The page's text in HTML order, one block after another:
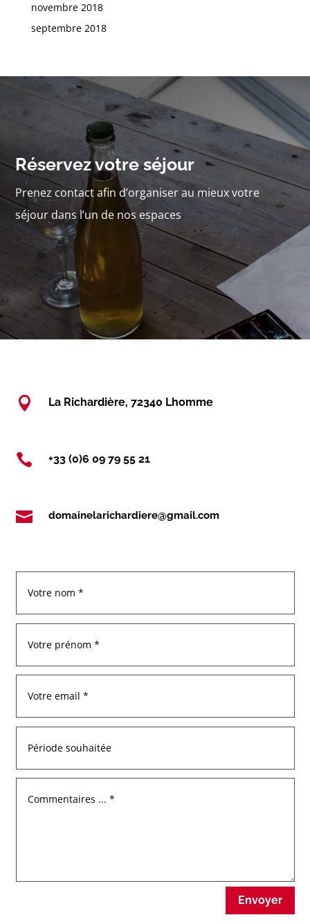
novembre 2018
septembre 2018
Réservez votre séjour
Prenez contact afin d’organiser au mieux votre
séjour dans l’un de nos espaces
 La Richardière, 72340 Lhomme
 +33 (0)6 09 79 55 21
 domainelarichardiere@gmail.com
Envoyer